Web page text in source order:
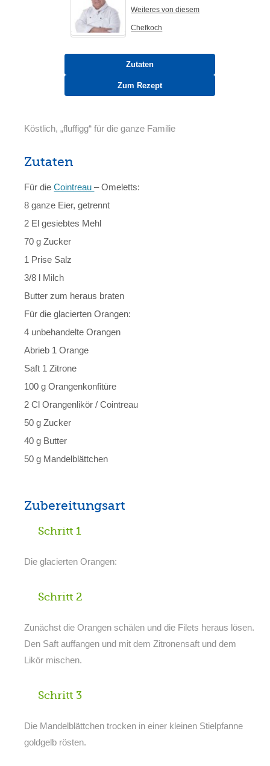
Weiteres von diesem
Chefkoch
Zutaten
Zum Rezept
Köstlich, „fluffigg“ für die ganze Familie
Zutaten
Für dieCointreau– Omeletts:
8 ganze Eier, getrennt
2 El gesiebtes Mehl
70 g Zucker
1 Prise Salz
3/8 l Milch
Butter zum heraus braten
Für die glacierten Orangen:
4 unbehandelte Orangen
Abrieb 1 Orange
Saft 1 Zitrone
100 g Orangenkonfitüre
2 Cl Orangenlikör / Cointreau
50 g Zucker
40 g Butter
50 g Mandelblättchen
Zubereitungsart
Schritt 1
Die glacierten Orangen:
Schritt 2
Zunächst die Orangen schälen und die Filets heraus lösen.
Den Saft auffangen und mit dem Zitronensaft und dem
Likör mischen.
Schritt 3
Die Mandelblättchen trocken in einer kleinen Stielpfanne
goldgelb rösten.